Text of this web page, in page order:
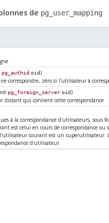
de pg_user_mapping
pg_authid.oid)
correspondre, zéro si l'utilisateur à
pg_foreign_server.oid)
distant qui contient cette correspondance
à la correspondance d'utilisateurs, sous
est celui en cours de correspondance ou
courant est un superutilisateur.
d'utilisateur.